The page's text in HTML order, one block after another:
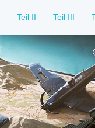
Teil II Teil III